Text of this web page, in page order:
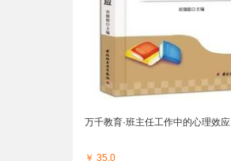
万千教育·班主任工作中的心理效应
￥ 35.0